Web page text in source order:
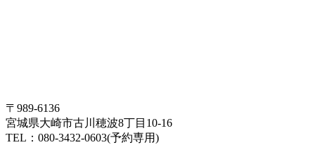
〒989-6136
宮城県大崎市古川穂波8丁目10-16
TEL：080-3432-0603(予約専用)